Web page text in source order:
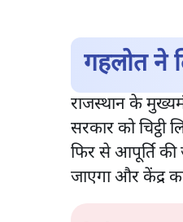
गहलोत ने
राजस्थान के
सरकार को
फिर से आपूर्ति की
जाएगा और केंद्र